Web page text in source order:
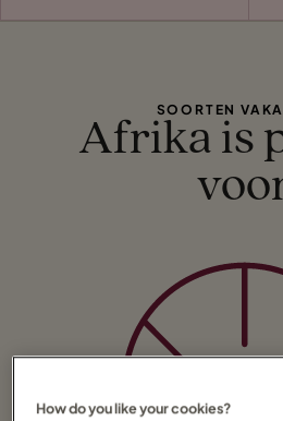
SOORTEN
Afrika is
How do you like your cookies?